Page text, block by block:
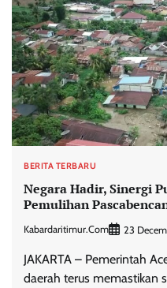
BERITA TERBARU
Negara Hadir, Sinergi
Pemulihan
Kabardaritimur.com 23
JAKARTA – Pemerintah
daerah terus memastikan